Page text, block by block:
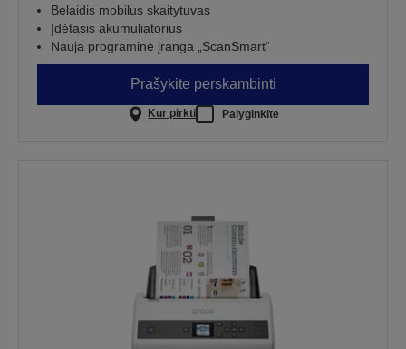
Belaidis mobilus skaitytuvas
Įdėtasis akumuliatorius
Nauja programinė įranga „ScanSmart“
Prašykite perskambinti
Kur pirkti Palyginkite